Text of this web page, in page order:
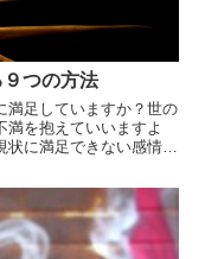
９つの方法
満足していますか？世の
を抱えていいますよ
状に満足できない感情
「会社が悪い。社会が悪